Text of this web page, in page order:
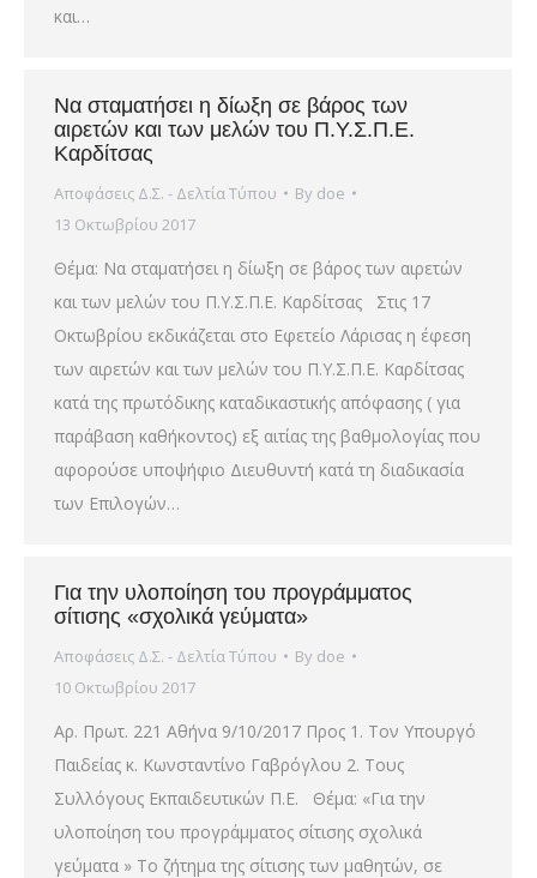
και…
Να σταματήσει η δίωξη σε βάρος των
αιρετών και των μελών του Π.Υ.Σ.Π.Ε.
Καρδίτσας
Αποφάσεις Δ.Σ. - Δελτία Τύπου By doe
13 Οκτωβρίου 2017
Θέμα: Να σταματήσει η δίωξη σε βάρος των αιρετών
και των μελών του Π.Υ.Σ.Π.Ε. Καρδίτσας Στις 17
Οκτωβρίου εκδικάζεται στο Εφετείο Λάρισας η έφεση
των αιρετών και των μελών του Π.Υ.Σ.Π.Ε. Καρδίτσας
κατά της πρωτόδικης καταδικαστικής απόφασης ( για
παράβαση καθήκοντος) εξ αιτίας της βαθμολογίας που
αφορούσε υποψήφιο Διευθυντή κατά τη διαδικασία
των Επιλογών…
Για την υλοποίηση του προγράμματος
σίτισης «σχολικά γεύματα»
Αποφάσεις Δ.Σ. - Δελτία Τύπου By doe
10 Οκτωβρίου 2017
Αρ. Πρωτ. 221 Αθήνα 9/10/2017 Προς 1. Τον Υπουργό
Παιδείας κ. Κωνσταντίνο Γαβρόγλου 2. Τους
Συλλόγους Εκπαιδευτικών Π.Ε. Θέμα: «Για την
υλοποίηση του προγράμματος σίτισης σχολικά
γεύματα » Το ζήτημα της σίτισης των μαθητών, σε